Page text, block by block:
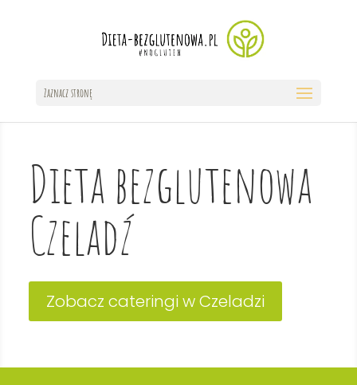
Zaznacz stronę
Dieta bezglutenowa
Czeladź
Zobacz cateringi w Czeladzi